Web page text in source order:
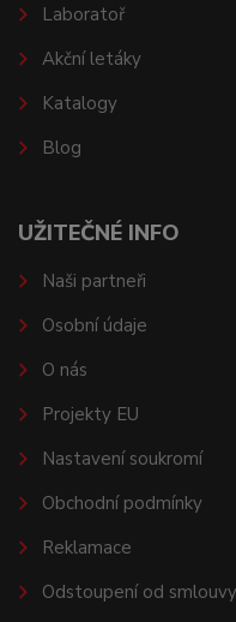
Laboratoř
Akční letáky
Katalogy
Blog
UŽITEČNÉ INFO
Naši partneři
Osobní údaje
O nás
Projekty EU
Nastavení soukromí
Obchodní podmínky
Reklamace
Odstoupení od smlouvy